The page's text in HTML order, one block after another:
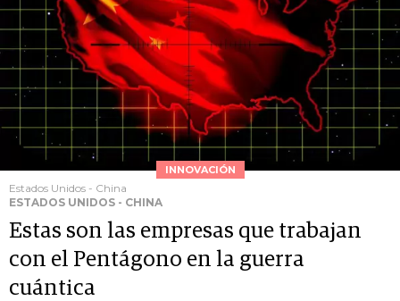
INNOVACIÓN
Estados Unidos - China
ESTADOS UNIDOS - CHINA
Estas son las empresas que trabajan
con el Pentágono en la guerra
cuántica